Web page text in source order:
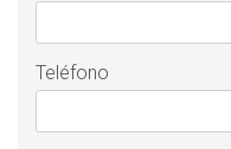
Teléfono